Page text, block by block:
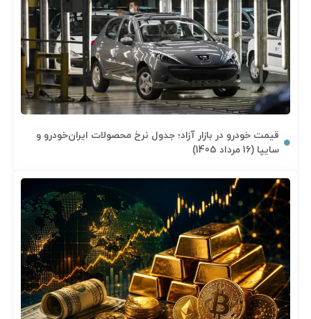
قیمت خودرو در بازار آزاد؛ جدول نرخ محصولات ایران‌خودرو و
سایپا (16 مرداد 1405)